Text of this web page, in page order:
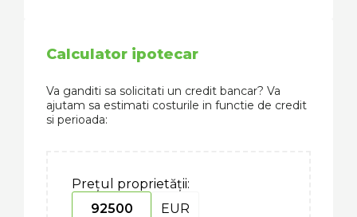
Calculator ipotecar
Va ganditi sa solicitati un credit bancar? Va
ajutam sa estimati costurile in functie de credit
si perioada:
Prețul proprietății:
EUR